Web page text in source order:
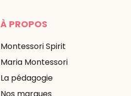
À PROPOS
Montessori Spirit
Maria Montessori
La pédagogie
Nos marques